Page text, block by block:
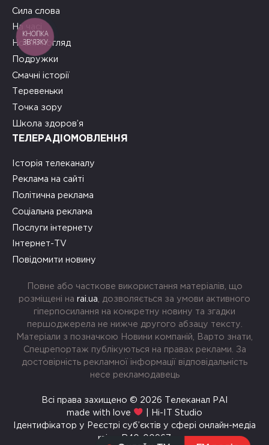
Сила слова
На часі
Новий погляд
Подружки
Смачні історії
Теревеньки
Точка зору
Школа здоров’я
ТЕЛЕРАДІОМОВЛЕННЯ
Історія телеканалу
Реклама на сайті
Політична реклама
Соціальна реклама
Послуги інтернету
Інтернет-TV
Повідомити новину
Повне або часткове використання матеріалів, що
розміщені на rai.ua , дозволяється за умови активного
гіперпосилання на конкретну новину та згадки
першоджерела не нижче другого абзацу тексту.
Матеріали з позначкою Новини компаній, Варто знати,
Спецрепортаж публікуються на правах реклами. За
достовірність рекламної інформації відповідальність
несе рекламодавець
Всі права захищено © 2026 Телеканал РАІ
made with love
| Hi-IT Studio
Ідентифікатор у Реєстрі суб’єктів у сфері онлайн-медіа
rai.ua R40-00967
КНОПКА
ЗВ'ЯЗКУ